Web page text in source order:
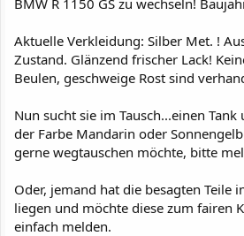
BMW R 1150 GS zu wechseln!
Aktuelle Verkleidung: Silber Met. !
Zustand. Glänzend frischer Lack!
Beulen, geschweige Rost sind
Nun sucht sie im Tausch...einen
der Farbe Mandarin oder
gerne wegtauschen möchte, bitte
Oder, jemand hat die besagten Teile
liegen und möchte diese zum fairen
einfach melden.